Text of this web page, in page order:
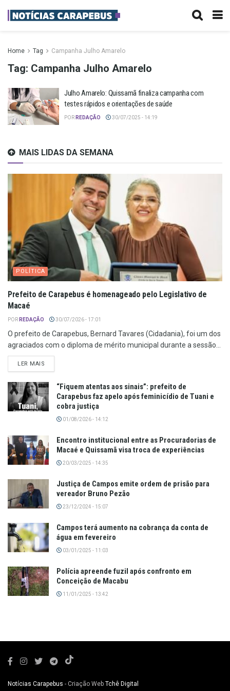
Home Tag Campanha Julho Amarelo
Tag: Campanha Julho Amarelo
Julho Amarelo: Quissamã finaliza campanha com
testes rápidos e orientações de saúde
POR REDAÇÃO 30/07/2025 - 14:19
MAIS LIDAS DA SEMANA
POLÍTICA
Prefeito de Carapebus é homenageado pelo Legislativo de
Macaé
POR REDAÇÃO 30/07/2026 - 17:01
O prefeito de Carapebus, Bernard Tavares (Cidadania), foi um dos
agraciados com o diploma de mérito municipal durante a sessão...
LER MAIS
“Fiquem atentas aos sinais”: prefeito de
Carapebus faz apelo após feminicídio de Tuani e
cobra justiça
01/08/2026 - 14:12
Encontro institucional entre as Procuradorias de
Macaé e Quissamã visa troca de experiências
20/03/2025 - 14:35
Justiça de Campos emite ordem de prisão para
vereador Bruno Pezão
23/12/2024 - 15:07
Campos terá aumento na cobrança da conta de
água em fevereiro
03/01/2025 - 11:03
Polícia apreende fuzil após confronto em
Conceição de Macabu
11/01/2025 - 13:42
Notícias Carapebus - Criação Web Tchê Digital